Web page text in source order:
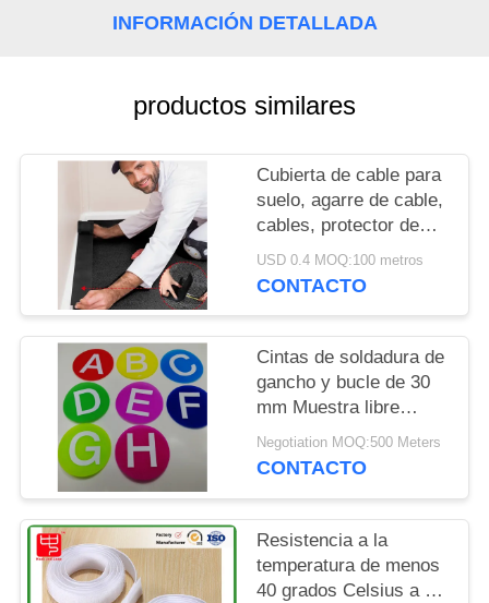
UNA CITA
POLÍTICA
PRIVACIDAD
INFORMACIÓN DETALLADA
productos similares
Cubierta de cable para
suelo, agarre de cable,
cables, protector de
cable, gestión de
cables, solo para
USD 0.4 MOQ:100 metros
CONTACTO
Cintas de soldadura de
gancho y bucle de 30
mm Muestra libre
Cintas de fijación
duraderas y fuertes
reparación de textiles
Negotiation MOQ:500 Meters
CONTACTO
Resistencia a la
temperatura de menos
40 grados Celsius a 80